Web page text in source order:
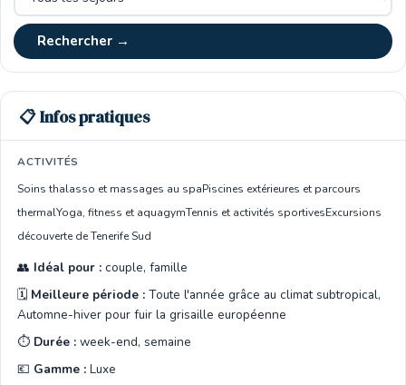
Rechercher →
📋 Infos pratiques
ACTIVITÉS
Soins thalasso et massages au spaPiscines extérieures et parcours
thermalYoga, fitness et aquagymTennis et activités sportivesExcursions
découverte de Tenerife Sud
👥 Idéal pour : couple, famille
🗓️ Meilleure période : Toute l'année grâce au climat subtropical,
Automne-hiver pour fuir la grisaille européenne
⏱️ Durée : week-end, semaine
💶 Gamme : Luxe